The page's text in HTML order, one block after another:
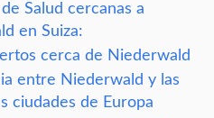
Salud cercanas a
en Suiza:
cerca de Niederwald
entre Niederwald y las
ciudades de Europa